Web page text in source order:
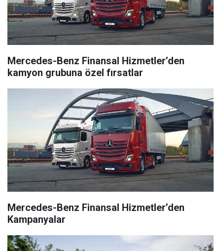
Mercedes-Benz Finansal Hizmetler’den
kamyon grubuna özel fırsatlar
Mercedes-Benz Finansal Hizmetler’den
Kampanyalar